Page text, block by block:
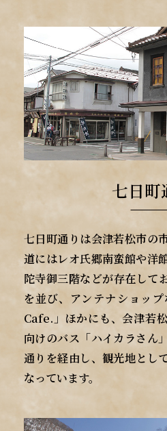
七日町
七日町通りは会津若松市の
道にはレオ氏郷南蛮館や洋
陀寺御三階などが存在して
を並び、アンテナショッ
Cafe.」ほかにも、会津若
向けのバス「ハイカラさん
通りを経由し、観光地とし
なっています。